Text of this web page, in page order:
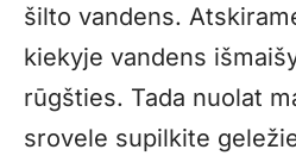
šilto vandens.
kiekyje vandens
rūgšties. Tada nuolat
srovele supilkite